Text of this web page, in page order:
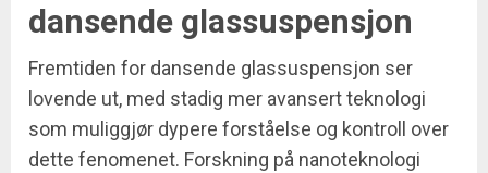
dansende glassuspensjon
Fremtiden for dansende glassuspensjon ser
lovende ut, med stadig mer avansert teknologi
som muliggjør dypere forståelse og kontroll over
dette fenomenet. Forskning på nanoteknologi